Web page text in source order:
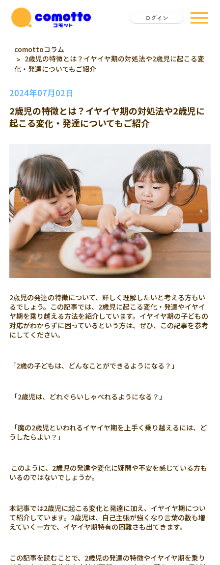
ログイン
comottoコラム
2歳児の特徴とは？イヤイヤ期の対処法や2歳児に起こる変
化・発達についてもご紹介
2024年07月02日
2歳児の特徴とは？イヤイヤ期の対処法や2歳児に
起こる変化・発達についてもご紹介
2歳児の発達の特徴について、詳しく理解したいと考える方もい
るでしょう。この記事では、2歳児に起こる変化・発達やイヤイ
ヤ期を乗り越える方法を紹介しています。イヤイヤ期の子どもの
対応がわからずに困っているという方は、ぜひ、この記事を参考
にしてください。
「2歳の子どもは、どんなことができるようになる？」
「2歳児は、どれぐらいしゃべれるようになる？」
「魔の2歳児といわれるイヤイヤ期を上手く乗り越えるには、ど
うしたらよい？」
このように、2歳児の発達や変化に疑問や不安を感じている方も
いるのではないでしょうか。
本記事では2歳児に起こる変化と発達に加え、イヤイヤ期につい
て紹介しています。2歳児は、自己主張が強くなり言葉の数も増
えていく一方で、イヤイヤ期特有の困難さも出てきます。
この記事を読むことで、2歳児の発達の特徴やイヤイヤ期を乗り